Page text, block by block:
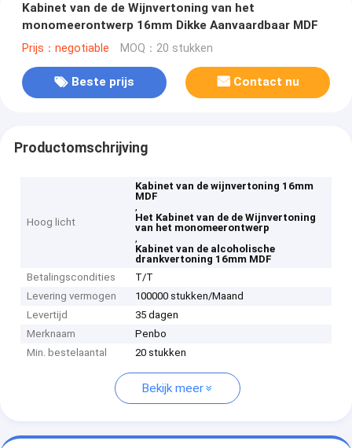
Kabinet van de de Wijnvertoning van het
monomeerontwerp 16mm Dikke Aanvaardbaar MDF
Prijs：negotiable MOQ：20 stukken
Beste prijs Contact nu
Productomschrijving
Hoog licht
Kabinet van de wijnvertoning 16mm
MDF
,
Het Kabinet van de de Wijnvertoning
van het monomeerontwerp
,
Kabinet van de alcoholische
drankvertoning 16mm MDF
Betalingscondities
T/T
Levering vermogen
100000 stukken/Maand
Levertijd
35 dagen
Merknaam
Penbo
Min. bestelaantal
20 stukken
Bekijk meer